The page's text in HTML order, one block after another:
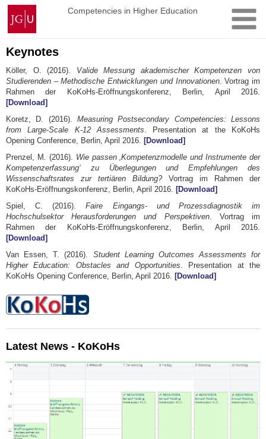
Skip
content
Johannes
Gutenberg
University
Mainz
Competencies in Higher Education
Keynotes
Köller, O. (2016). Valide Messung akademischer Kompetenzen von
Studierenden – Methodische Entwicklungen und Innovationen. Vortrag im
Rahmen der KoKoHs-Eröffnungskonferenz, Berlin, April 2016.
[Download]
Koretz, D. (2016). Measuring Postsecondary Competencies: Lessons
from Large-Scale K-12 Assessments . Presentation at the KoKoHs
Opening Conference, Berlin, April 2016. [Download]
Prenzel, M. (2016). Wie passen ‚Kompetenzmodelle und Instrumente der
Kompetenzerfassung‘ zu Überlegungen und Empfehlungen des
Wissenschaftsrates zur tertiären Bildung?Vortrag im Rahmen der
KoKoHs-Eröffnungskonferenz, Berlin, April 2016. [Download]
Spiel, C. (2016).Faire Eingangs- und Prozessdiagnostik im
Hochschulsektor Herausforderungen und Perspektiven. Vortrag im
Rahmen der KoKoHs-Eröffnungskonferenz, Berlin, April 2016.
[Download]
Van Essen, T. (2016). Student Learning Outcomes Assessments for
Higher Education: Obstacles and Opportunities . Presentation at the
KoKoHs Opening Conference, Berlin, April 2016. [Download]
Latest News - KoKoHs